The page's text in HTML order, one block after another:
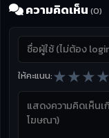
ความคิดเห็น (0)
ให้คะแนน:★★★★